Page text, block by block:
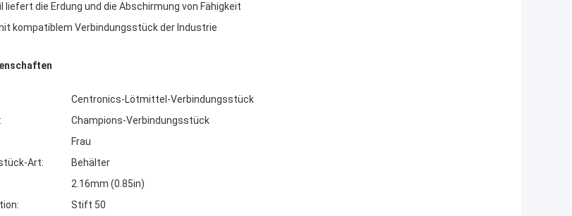
liefert die Erdung und die Abschirmung von Fähigkeit
kompatiblem Verbindungsstück der Industrie
Centronics-Lötmittel-Verbindungsstück
Champions-Verbindungsstück
Frau
Art:
Behälter
2.16mm (0.85in)
Stift 50